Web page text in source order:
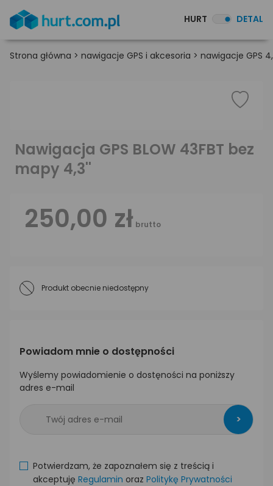
HURT DETAL
Strona główna > nawigacje GPS i akcesoria > nawigacje GPS
Nawigacja GPS BLOW 43FBT bez
mapy 4,3''
250,00 zł brutto
Produkt obecnie niedostępny
Powiadom mnie o dostępności
Wyślemy powiadomienie o dostęności na poniższy
adres e-mail
>
Potwierdzam, że zapoznałem się z treścią i
akceptuję Regulamin oraz Politykę Prywatności